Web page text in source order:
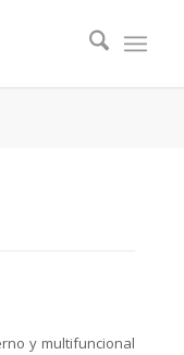
y multifuncional